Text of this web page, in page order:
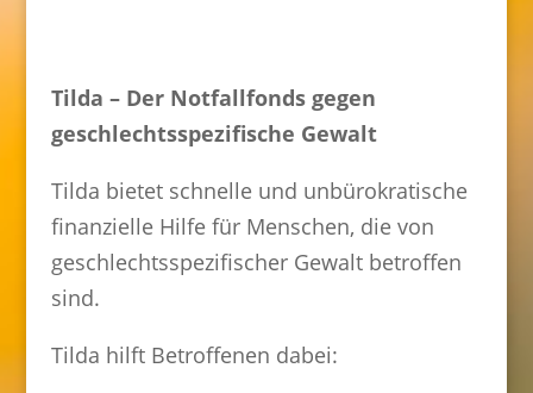
Tilda – Der Notfallfonds gegen
geschlechtsspezifische Gewalt
Tilda bietet schnelle und unbürokratische
finanzielle Hilfe für Menschen, die von
geschlechtsspezifischer Gewalt betroffen
sind.
Tilda hilft Betroffenen dabei: